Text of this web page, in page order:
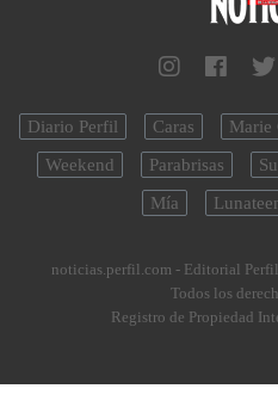
Diario Perfil Caras Marie
Weekend
Parabrisas
Mía
noticias.perfil.com - Editorial
Todos los
Registro de Propiedad